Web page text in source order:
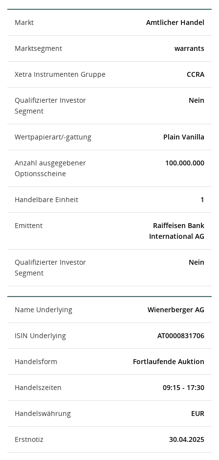
Markt Amtlicher Handel
Marktsegment warrants
Xetra Instrumenten Gruppe CCRA
Qualifizierter Investor
Segment
Nein
Wertpapierart/-gattung Plain Vanilla
Anzahl ausgegebener
Optionsscheine
100.000.000
Handelbare Einheit 1
Emittent
Raiffeisen Bank
International AG
Qualifizierter Investor
Segment
Nein
Name Underlying Wienerberger AG
ISIN Underlying AT0000831706
Handelsform Fortlaufende Auktion
Handelszeiten 09:15 - 17:30
Handelswährung EUR
Erstnotiz 30.04.2025